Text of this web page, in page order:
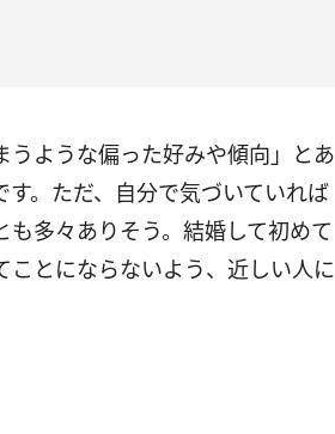
うような偏った好みや傾向」とあ
。ただ、自分で気づいていれば
多々ありそう。結婚して初めて
とにならないよう、近しい人に